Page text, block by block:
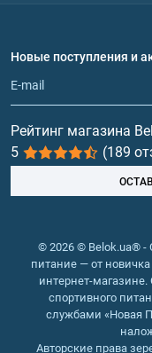
Обмен и возврат
Протеин
Гейнеры
Витамины и минералы
Рыбий жир, жирные
Новые поступления и
Рейтинг магазина
5
(189
© 2026 © Belok.ua®
питание — от
интернет-
спортивного
службами «Новая
Авторские права